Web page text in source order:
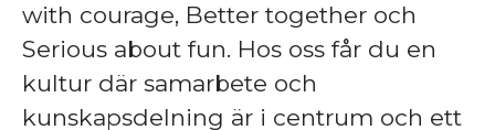
with courage, Better together och
Serious about fun. Hos oss får du en
kultur där samarbete och
kunskapsdelning är i centrum och ett